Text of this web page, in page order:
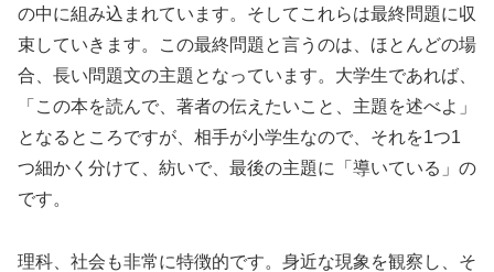
の中に組み込まれています。そしてこれらは最終問題に収
束していきます。この最終問題と言うのは、ほとんどの場
合、長い問題文の主題となっています。大学生であれば、
「この本を読んで、著者の伝えたいこと、主題を述べよ」
となるところですが、相手が小学生なので、それを1つ1
つ細かく分けて、紡いで、最後の主題に「導いている」の
です。
理科、社会も非常に特徴的です。身近な現象を観察し、そ